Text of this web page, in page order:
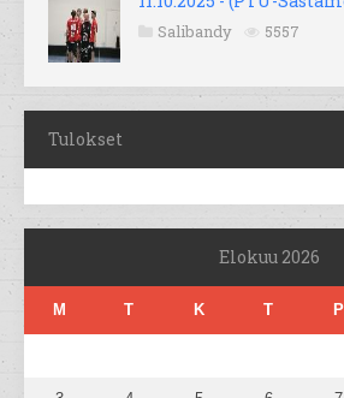
Salibandy 5557
Tulokset
Elokuu 2026
M T K T P